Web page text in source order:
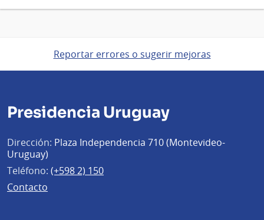
Reportar errores o sugerir mejoras
Presidencia Uruguay
Dirección: Plaza Independencia 710 (Montevideo-
Uruguay)
Teléfono: (+598 2) 150
Contacto